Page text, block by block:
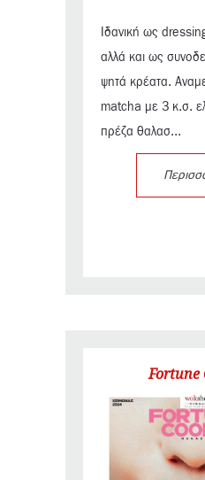
Ιδανική ως
αλλά και ως
ψητά κρέατα.
matcha με 3 κ.σ.
πρέζα θαλασ...
Fortune